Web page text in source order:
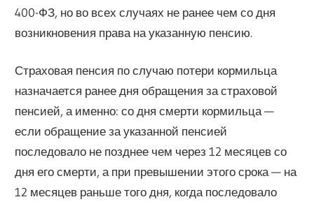
400-ФЗ, но во всех случаях не ранее чем со дня
возникновения права на указанную пенсию.
Страховая пенсия по случаю потери кормильца
назначается ранее дня обращения за страховой
пенсией, а именно: со дня смерти кормильца —
если обращение за указанной пенсией
последовало не позднее чем через 12 месяцев со
дня его смерти, а при превышении этого срока — на
12 месяцев раньше того дня, когда последовало